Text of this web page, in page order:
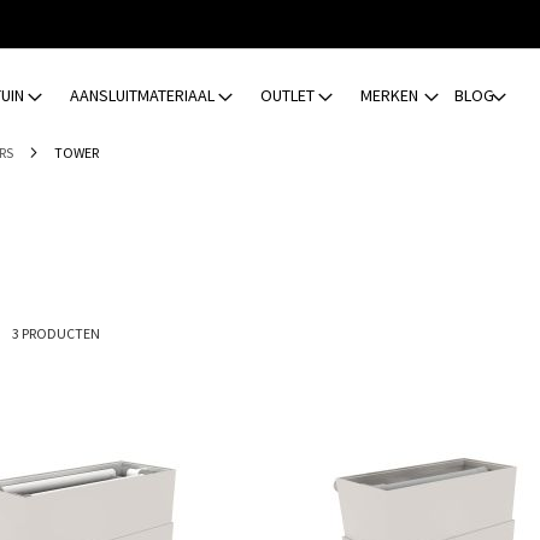
AANSLUITMATERIAAL OUTLET MERKEN BLOG
TOWER
3 PRODUCTEN